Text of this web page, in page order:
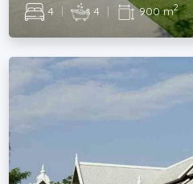
4 | 4 | 900 m2